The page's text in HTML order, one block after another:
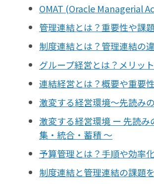
OMAT (Oracle Managerial
管理連結とは？重要性や課
制度連結とは？管理連結の
グループ経営とは？メリッ
連結経営とは？概要や重要
激変する経営環境～先読み
激変する経営環境 ー 先読
集・統合・蓄積 ～
予算管理とは？手順や効率
制度連結と管理連結の課題